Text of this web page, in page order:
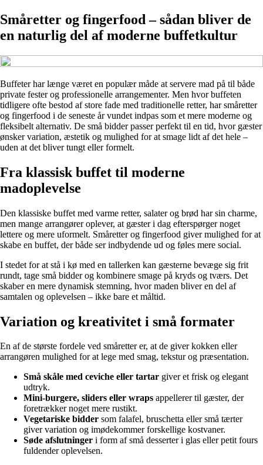
Småretter og fingerfood – sådan bliver de
en naturlig del af moderne buffetkultur
Buffeter har længe været en populær måde at servere mad på til både
private fester og professionelle arrangementer. Men hvor buffeten
tidligere ofte bestod af store fade med traditionelle retter, har småretter
og fingerfood i de seneste år vundet indpas som et mere moderne og
fleksibelt alternativ. De små bidder passer perfekt til en tid, hvor gæster
ønsker variation, æstetik og mulighed for at smage lidt af det hele –
uden at det bliver tungt eller formelt.
Fra klassisk buffet til moderne
madoplevelse
Den klassiske buffet med varme retter, salater og brød har sin charme,
men mange arrangører oplever, at gæster i dag efterspørger noget
lettere og mere uformelt. Småretter og fingerfood giver mulighed for at
skabe en buffet, der både ser indbydende ud og føles mere social.
I stedet for at stå i kø med en tallerken kan gæsterne bevæge sig frit
rundt, tage små bidder og kombinere smage på kryds og tværs. Det
skaber en mere dynamisk stemning, hvor maden bliver en del af
samtalen og oplevelsen – ikke bare et måltid.
Variation og kreativitet i små formater
En af de største fordele ved småretter er, at de giver kokken eller
arrangøren mulighed for at lege med smag, tekstur og præsentation.
Små skåle med ceviche eller tartar giver et frisk og elegant
udtryk.
Mini-burgere, sliders eller wraps appellerer til gæster, der
foretrækker noget mere rustikt.
Vegetariske bidder som falafel, bruschetta eller små tærter
giver variation og imødekommer forskellige kostvaner.
Søde afslutninger i form af små desserter i glas eller petit fours
fuldender oplevelsen.